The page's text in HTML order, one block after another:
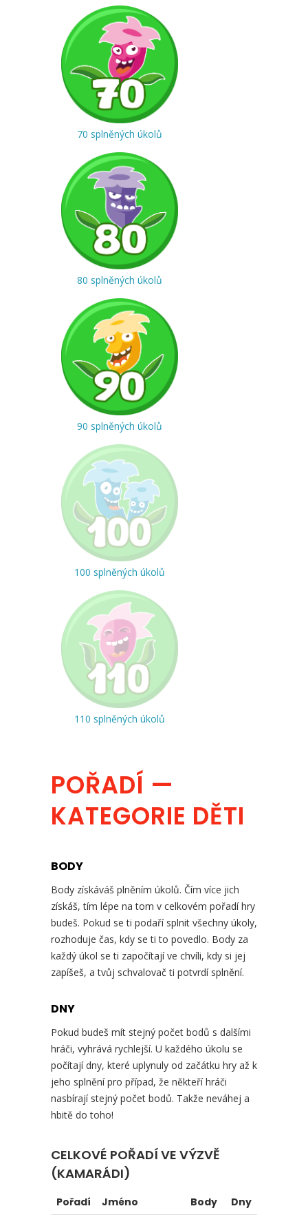
70 splněných úkolů
80 splněných úkolů
90 splněných úkolů
100 splněných úkolů
110 splněných úkolů
POŘADÍ —
KATEGORIE DĚTI
BODY
Body získáváš plněním úkolů. Čím více jich
získáš, tím lépe na tom v celkovém pořadí hry
budeš. Pokud se ti podaří splnit všechny úkoly,
rozhoduje čas, kdy se ti to povedlo. Body za
každý úkol se ti započítají ve chvíli, kdy si jej
zapíšeš, a tvůj schvalovač ti potvrdí splnění.
DNY
Pokud budeš mít stejný počet bodů s dalšími
hráči, vyhrává rychlejší. U každého úkolu se
počítají dny, které uplynuly od začátku hry až k
jeho splnění pro případ, že někteří hráči
nasbírají stejný počet bodů. Takže neváhej a
hbitě do toho!
CELKOVÉ POŘADÍ VE VÝZVĚ
(KAMARÁDI)
Pořadí Jméno Body Dny